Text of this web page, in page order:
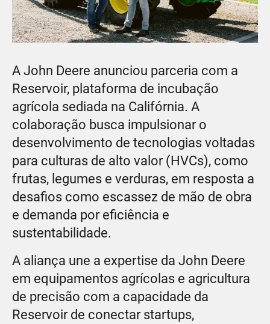
A John Deere anunciou parceria com a
Reservoir, plataforma de incubação
agrícola sediada na Califórnia. A
colaboração busca impulsionar o
desenvolvimento de tecnologias voltadas
para culturas de alto valor (HVCs), como
frutas, legumes e verduras, em resposta a
desafios como escassez de mão de obra
e demanda por eficiência e
sustentabilidade.
A aliança une a expertise da John Deere
em equipamentos agrícolas e agricultura
de precisão com a capacidade da
Reservoir de conectar startups,